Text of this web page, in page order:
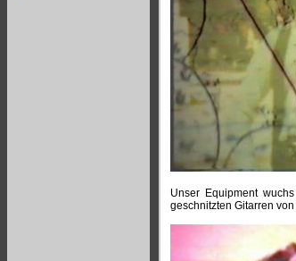
Unser Equipment
geschnitzten Gitarren